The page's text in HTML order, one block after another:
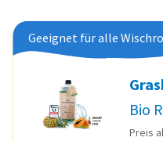
Geeignet für alle
Bio
Preis